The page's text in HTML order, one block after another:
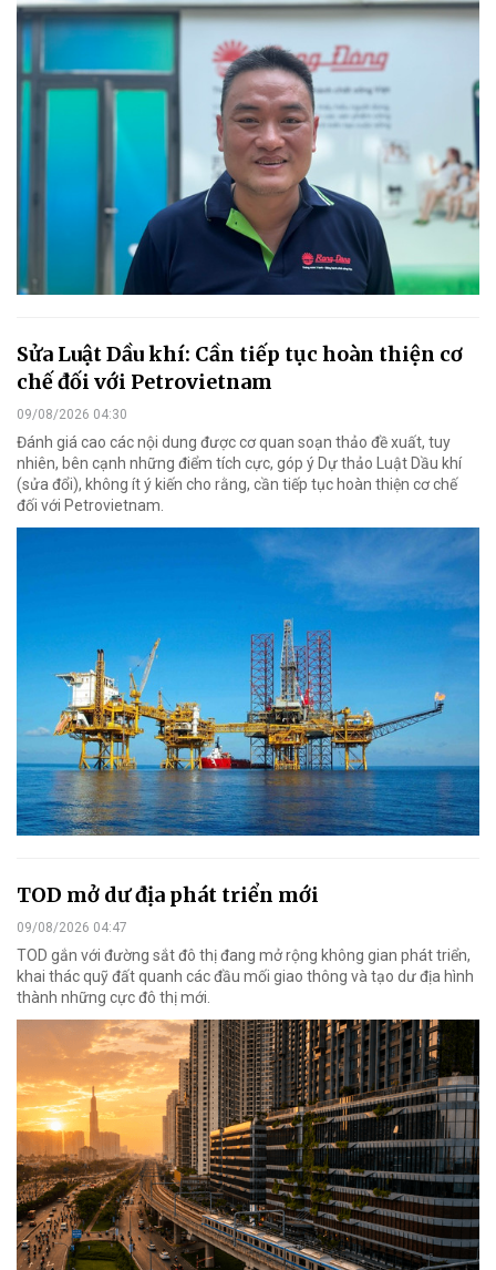
Sửa Luật Dầu khí: Cần tiếp tục hoàn thiện cơ
chế đối với Petrovietnam
09/08/2026 04:30
Đánh giá cao các nội dung được cơ quan soạn thảo đề xuất, tuy
nhiên, bên cạnh những điểm tích cực, góp ý Dự thảo Luật Dầu khí
(sửa đổi), không ít ý kiến cho rằng, cần tiếp tục hoàn thiện cơ chế
đối với Petrovietnam.
TOD mở dư địa phát triển mới
09/08/2026 04:47
TOD gắn với đường sắt đô thị đang mở rộng không gian phát triển,
khai thác quỹ đất quanh các đầu mối giao thông và tạo dư địa hình
thành những cực đô thị mới.